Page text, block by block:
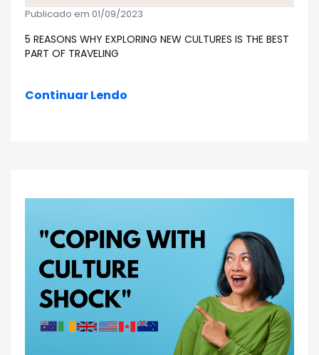
Publicado em 01/09/2023
5 REASONS WHY EXPLORING NEW CULTURES IS THE BEST
PART OF TRAVELING
Continuar Lendo